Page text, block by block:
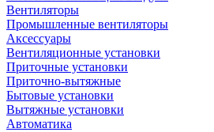
Вентиляторы
Промышленные вентиляторы
Аксессуары
Вентиляционные установки
Приточные установки
Приточно-вытяжные
Бытовые установки
Вытяжные установки
Автоматика